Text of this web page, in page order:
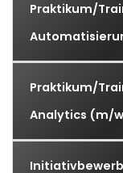
Praktikum/
Praktikum/
Analytics (m/